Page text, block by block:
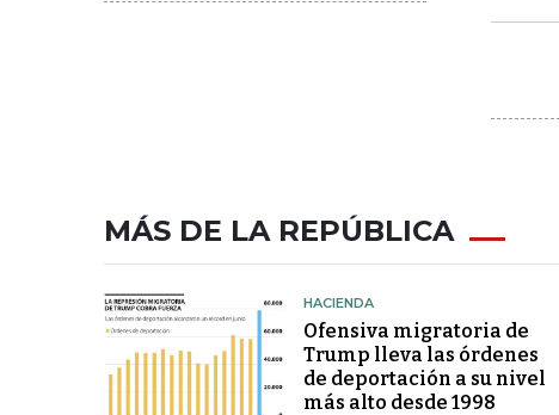
MÁS DE LA REPÚBLICA
HACIENDA
Ofensiva migratoria de
Trump lleva las órdenes
de deportación a su nivel
más alto desde 1998